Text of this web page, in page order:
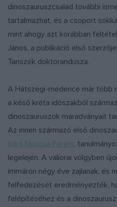
dinoszauruszcsalád további
tartalmazhat, és a csoport
mint ahogy azt korábban
János, a publikáció első
Tanszék doktorandusza.
A Hátszegi-medence már több
a késő kréta időszakból
dinoszauruszok maradványait
Az innen származó első
báró Nopcsa Ferenc
legelején. A valiorai völgyben
immáron négy éve zajlanak, és
felfedezését eredményezték,
felépítéséhez és a